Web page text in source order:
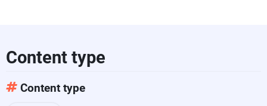
Content type
Content type